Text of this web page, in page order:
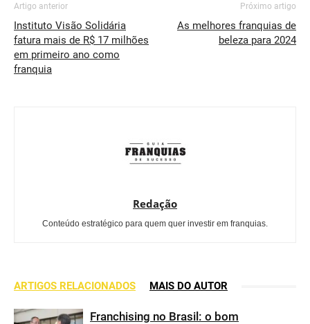
Artigo anterior
Instituto Visão Solidária
fatura mais de R$ 17 milhões
em primeiro ano como
franquia
Próximo artigo
As melhores franquias de
beleza para 2024
Redação
Conteúdo estratégico para quem quer investir em franquias.
ARTIGOS RELACIONADOS MAIS DO AUTOR
Franchising no Brasil: o bom